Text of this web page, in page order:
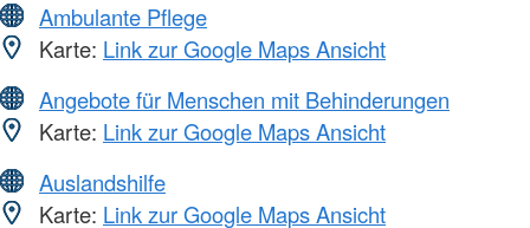
Ambulante Pflege
Karte: Link zur Google Maps Ansicht
Angebote für Menschen mit Behinderungen
Karte: Link zur Google Maps Ansicht
Auslandshilfe
Karte: Link zur Google Maps Ansicht